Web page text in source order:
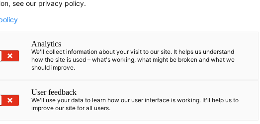
Affairs and Energy
of Commerce and Industry
Chamber of Commerce and Industry
AHK.de
see our privacy policy.
Analytics
We'll collect information about your visit to our site. It helps us understand
how the site is used – what's working, what might be broken and what we
should improve.
User feedback
We'll use your data to learn how our user interface is working. It'll help us to
improve our site for all users.